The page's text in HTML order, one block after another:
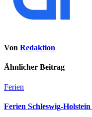
Von Redaktion
Ähnlicher Beitrag
Ferien
Ferien Schleswig-Holstein